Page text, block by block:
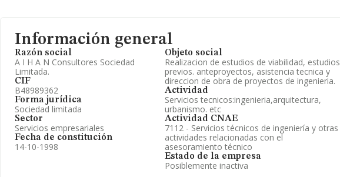
Información general
Razón social
A I H A N Consultores Sociedad
Limitada.
CIF
B48989362
Forma jurídica
Sociedad limitada
Sector
Servicios empresariales
Fecha de constitución
14-10-1998
Objeto social
Realizacion de estudios de viabilidad, estudios
previos. anteproyectos, asistencia tecnica y
direccion de obra de proyectos de ingenieria.
Actividad
Servicios tecnicos:ingenieria,arquitectura,
urbanismo. etc
Actividad CNAE
7112 - Servicios técnicos de ingeniería y otras
actividades relacionadas con el
asesoramiento técnico
Estado de la empresa
Posiblemente inactiva